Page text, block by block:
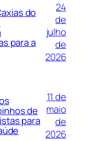
do
para a
24
de
julho
de
2026
de
para
11 de
maio
de
2026